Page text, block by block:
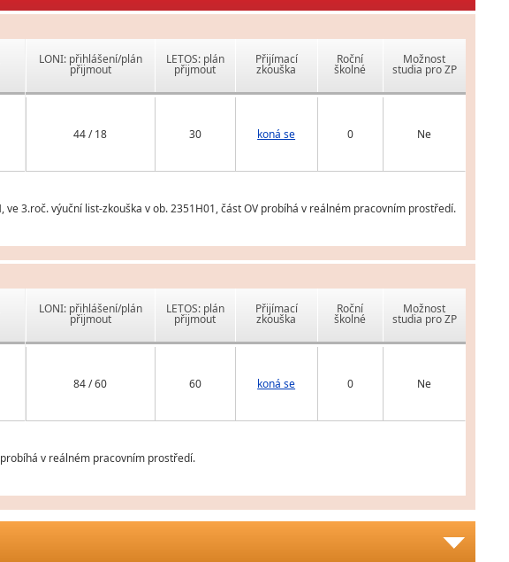
LONI: přihlášení/plán
přijmout
LETOS: plán
přijmout
Přijímací
zkouška
Roční
školné
Možnost
studia pro ZP
44 / 18 30 koná se 0 Ne
3.roč. výuční list-zkouška v ob. 2351H01, část OV probíhá v reálném pracovním prostředí.
LONI: přihlášení/plán
přijmout
LETOS: plán
přijmout
Přijímací
zkouška
Roční
školné
Možnost
studia pro ZP
84 / 60 60 koná se 0 Ne
v reálném pracovním prostředí.